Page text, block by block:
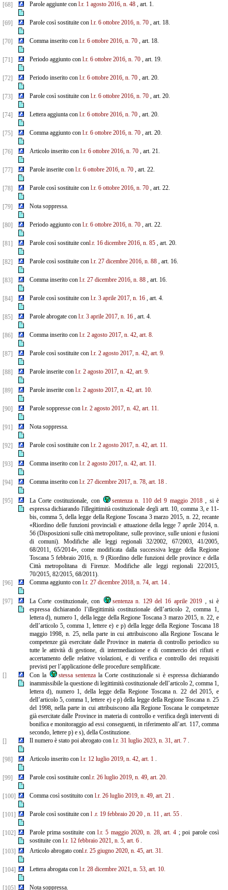
[68] Parole aggiunte con l.r. 1 agosto 2016, n. 48, art. 1.
[69] Parole così sostituite con l.r. 6 ottobre 2016, n. 70, art. 18.
[70] Comma inserito con l.r. 6 ottobre 2016, n. 70, art. 18.
[71] Periodo aggiunto con l.r. 6 ottobre 2016, n. 70, art. 19.
[72] Periodo inserito con l.r. 6 ottobre 2016, n. 70, art. 20.
[73] Parole così sostituite con l.r. 6 ottobre 2016, n. 70, art. 20.
[74] Lettera aggiunta con l.r. 6 ottobre 2016, n. 70, art. 20.
[75] Comma aggiunto con l.r. 6 ottobre 2016, n. 70, art. 20.
[76] Articolo inserito con l.r. 6 ottobre 2016, n. 70, art. 21.
[77] Parole inserite con l.r. 6 ottobre 2016, n. 70, art. 22.
[78] Parole così sostituite con l.r. 6 ottobre 2016, n. 70, art. 22.
[79] Nota soppressa.
[80] Periodo aggiunto con l.r. 6 ottobre 2016, n. 70, art. 22.
[81] Parole così sostituite conl.r. 16 dicembre 2016, n. 85, art. 20.
[82] Parole così sostituite con l.r. 27 dicembre 2016, n. 88, art. 16.
[83] Comma inserito con l.r. 27 dicembre 2016, n. 88, art. 16.
[84] Parole così sostituite con l.r. 3 aprile 2017, n. 16, art. 4.
[85] Parole abrogate con l.r. 3 aprile 2017, n. 16, art. 4.
[86] Comma inserito con l.r. 2 agosto 2017, n. 42, art. 8.
[87] Parole così sostituite con l.r. 2 agosto 2017, n. 42, art. 9.
[88] Parole inserite con l.r. 2 agosto 2017, n. 42, art. 9.
[89] Parole inserite con l.r. 2 agosto 2017, n. 42, art. 10.
[90] Parole soppresse con l.r. 2 agosto 2017, n. 42, art. 11.
[91] Nota soppressa.
[92] Parole così sostituite con l.r. 2 agosto 2017, n. 42, art. 11.
[93] Comma inserito con l.r. 2 agosto 2017, n. 42, art. 11.
[94] Comma inserito con l.r. 27 dicembre 2017, n. 78, art. 18.
[95] La Corte costituzionale, con sentenza n. 110 del 9 maggio 2018, si è
espressa dichiarando l'illegittimità costituzionale degli artt. 10, comma 3, e 11-
bis, comma 5, della legge della Regione Toscana 3 marzo 2015, n. 22, recante
«Riordino delle funzioni provinciali e attuazione della legge 7 aprile 2014, n.
56 (Disposizioni sulle città metropolitane, sulle province, sulle unioni e fusioni
di comuni). Modifiche alle leggi regionali 32/2002, 67/2003, 41/2005,
68/2011, 65/2014», come modificata dalla successiva legge della Regione
Toscana 5 febbraio 2016, n. 9 (Riordino delle funzioni delle province e della
Città metropolitana di Firenze. Modifiche alle leggi regionali 22/2015,
70/2015, 82/2015, 68/2011).
[96]
Comma aggiunto con l.r. 27 dicembre 2018, n. 74, art. 14.
[97] La Corte costituzionale, con sentenza n. 129 del 16 aprile 2019 , si è
espressa dichiarando l’illegittimità costituzionale dell’articolo 2, comma 1,
lettera d), numero 1, della legge della Regione Toscana 3 marzo 2015, n. 22, e
dell’articolo 5, comma 1, lettere e) e p) della legge della Regione Toscana 18
maggio 1998, n. 25, nella parte in cui attribuiscono alla Regione Toscana le
competenze già esercitate dalle Province in materia di controllo periodico su
tutte le attività di gestione, di intermediazione e di commercio dei rifiuti e
accertamento delle relative violazioni, e di verifica e controllo dei requisiti
previsti per l’applicazione delle procedure semplificate.
[]
Con la stessa sentenzala Corte costituzionale si è espressa dichiarando
inammissibile la questione di legittimità costituzionale dell’articolo 2, comma 1,
lettera d), numero 1, della legge della Regione Toscana n. 22 del 2015, e
dell’articolo 5, comma 1, lettere e) e p) della legge della Regione Toscana n. 25
del 1998, nella parte in cui attribuiscono alla Regione Toscana le competenze
già esercitate dalle Province in materia di controllo e verifica degli interventi di
bonifica e monitoraggio ad essi conseguenti, in riferimento all’art. 117, comma
secondo, lettere p) e s), della Costituzione.
[]
Il numero è stato poi abrogato con l.r. 31 luglio 2023, n. 31, art. 7.
[98] Articolo inserito con l.r. 12 luglio 2019, n. 42, art. 1.
[99] Parole così sostituite conl.r. 26 luglio 2019, n. 49, art. 20.
[100] Comma così sostituito con l.r. 26 luglio 2019, n. 49, art. 21.
[101] Parole così sostituite con l .r. 19 febbraio 20 20 , n. 11 , art. 55 .
[102] Parole prima sostituite con l.r. 5 maggio 2020, n. 28, art. 4 ; poi parole così
sostituite con l.r. 12 febbraio 2021, n. 5, art. 6.
[103]
Articolo abrogato conl.r. 25 giugno 2020, n. 45, art. 31.
[104] Lettera abrogata con l.r. 28 dicembre 2021, n. 53, art. 10.
[105] Nota soppressa.